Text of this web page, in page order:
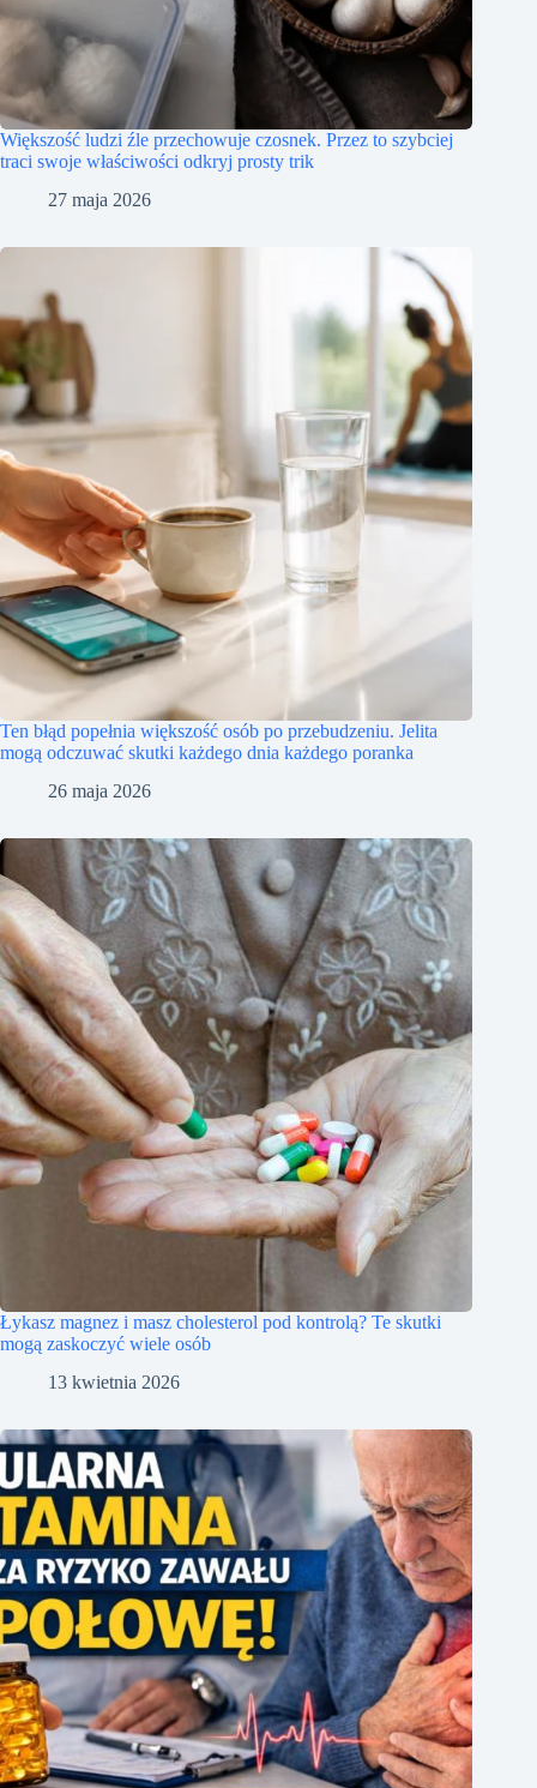
Większość ludzi źle przechowuje czosnek. Przez to szybciej
traci swoje właściwości odkryj prosty trik
27 maja 2026
Ten błąd popełnia większość osób po przebudzeniu. Jelita
mogą odczuwać skutki każdego dnia każdego poranka
26 maja 2026
Łykasz magnez i masz cholesterol pod kontrolą? Te skutki
mogą zaskoczyć wiele osób
13 kwietnia 2026